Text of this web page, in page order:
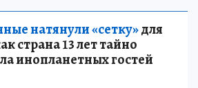
натянули «сетку»для
страна 13 лет тайно
инопланетных гостей